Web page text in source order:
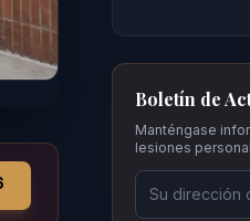
Boletín de
Manténgase
lesiones